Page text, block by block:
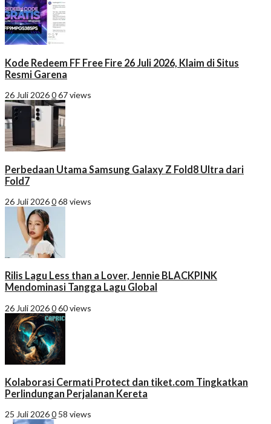
Kode Redeem FF Free Fire 26 Juli 2026, Klaim di Situs
Resmi Garena
26 Juli 2026067 views
Perbedaan Utama Samsung Galaxy Z Fold8 Ultra dari
Fold7
26 Juli 2026068 views
Rilis Lagu Less than a Lover, Jennie BLACKPINK
Mendominasi Tangga Lagu Global
26 Juli 2026060 views
Kolaborasi Cermati Protect dan tiket.com Tingkatkan
Perlindungan Perjalanan Kereta
25 Juli 20260 58 views